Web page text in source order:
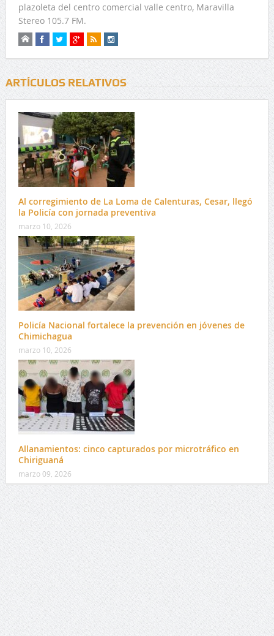
plazoleta del centro comercial valle centro, Maravilla
Stereo 105.7 FM.
ARTÍCULOS RELATIVOS
Al corregimiento de La Loma de Calenturas, Cesar, llegó
la Policía con jornada preventiva
marzo 10, 2026
Policía Nacional fortalece la prevención en jóvenes de
Chimichagua
marzo 10, 2026
Allanamientos: cinco capturados por microtráfico en
Chiriguaná
marzo 09, 2026